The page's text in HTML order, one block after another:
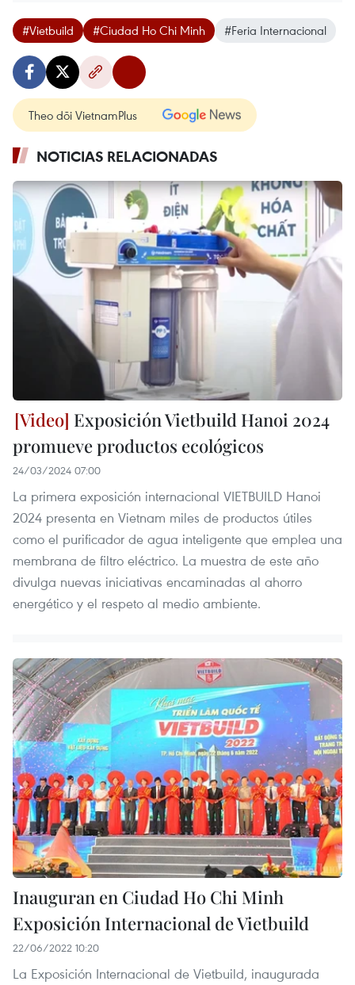
#Vietbuild #Ciudad Ho Chi Minh #Feria Internacional
Theo dõi VietnamPlus
NOTICIAS RELACIONADAS
Exposición Vietbuild Hanoi 2024
promueve productos ecológicos
24/03/2024 07:00
La primera exposición internacional VIETBUILD Hanoi
2024 presenta en Vietnam miles de productos útiles
como el purificador de agua inteligente que emplea una
membrana de filtro eléctrico. La muestra de este año
divulga nuevas iniciativas encaminadas al ahorro
energético y el respeto al medio ambiente.
Inauguran en Ciudad Ho Chi Minh
Exposición Internacional de Vietbuild
22/06/2022 10:20
La Exposición Internacional de Vietbuild, inaugurada